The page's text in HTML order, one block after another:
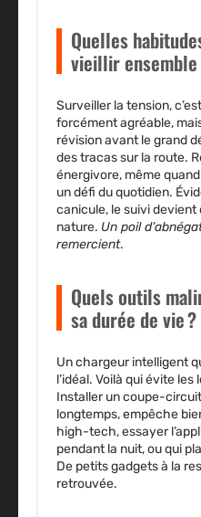
Quelles
vieillir ensemble
Surveiller la tension,
forcément agréable,
révision avant le grand
des tracas sur la route.
énergivore, même
un défi du quotidien.
canicule, le suivi
nature. Un poil
remercient.
Quels outils
sa durée de vie ?
Un chargeur intelligent
l’idéal. Voilà qui évite
Installer un coupe-
longtemps, empêche
high-tech, essayer
pendant la nuit, ou qui
De petits gadgets à la
retrouvée.